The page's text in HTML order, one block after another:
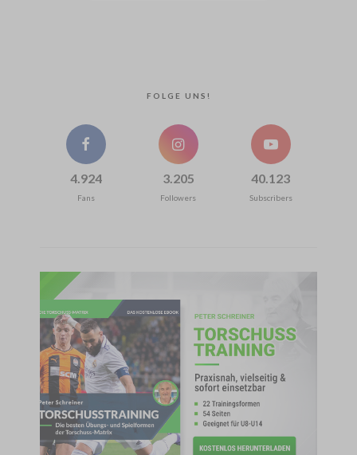
FOLGE UNS!
4.924
Fans
3.205
Followers
40.123
Subscribers